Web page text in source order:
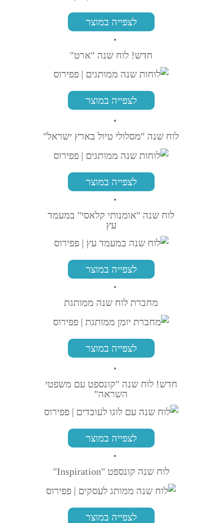
לצפייה במוצר
חדש! לוח שנה "ארט"
לצפייה במוצר
לוח שנה "מסלולי טיול בארץ ישראל"
לצפייה במוצר
לוח שנה "אומנותי קלאסי" במעמד
עץ
לצפייה במוצר
מחברת לוח שנה ממותגת
לצפייה במוצר
חדש! לוח שנה "קונספט עם משפטי
השראה"
לצפייה במוצר
לוח שנה קונספט "Inspiration"
לצפייה במוצר